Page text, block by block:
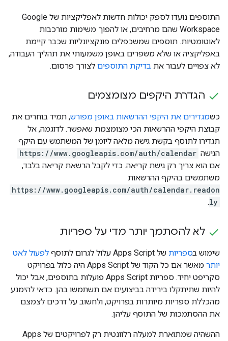
התוספים נועדו לספק יכולות חדשות לאפליקציות של Google
Workspace שהם מרחיבים, או להפוך משימות מורכבות
לאוטומטיות. תוספים שמשכפלים פונקציונליות שכבר קיימת
באפליקציה או שלא משפרים באופן משמעותי את תהליך העבודה,
לא צפויים לעבור את בדיקת התוספים לצורך פרסום.
הגדרת היקפים מצומצמים
כשמגדירים את היקפי ההרשאות באופן מפורש, תמיד בוחרים את
קבוצת היקפי ההרשאות הכי מצומצמת שאפשר. לדוגמה, אל
תגדירו לתוסף בקשת גישה מלאה ליומן של המשתמש עם היקף
הגישה https://www.googleapis.com/auth/calendar
אם הוא צריך רק גישת קריאה. כדי לקבל הרשאת קריאה בלבד,
משתמשים בהיקף ההרשאות
https://www.googleapis.com/auth/calendar.readon
ly
.
לא להסתמך יותר מדי על ספריות
שימוש בספריות של Apps Script עלול לגרום לתוסף
לפעול לאט
יותר
מאשר אם כל הקוד של Apps Script היה כלול בפרויקט
סקריפט יחיד. ספריות Apps Script פועלות בתוספים, אבל יכול
להיות שתיתקלו בירידה בביצועים אם תשתמשו בהן. כדאי להימנע
מהכללת ספריות מיותרות בפרויקט, ולחשוב על דרכים לצמצם
את ההסתמכות של התוסף עליהן.
ההשהיה שמתוארת למעלה רלוונטית רק לפרויקטים של Apps